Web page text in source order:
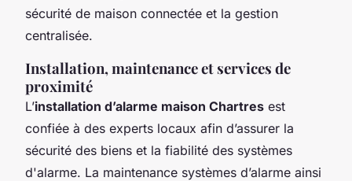
sécurité de maison connectée et la gestion
centralisée.
Installation, maintenance et services de
proximité
L’installation d’alarme maison Chartres est
confiée à des experts locaux afin d’assurer la
sécurité des biens et la fiabilité des systèmes
d'alarme. La maintenance systèmes d’alarme ainsi